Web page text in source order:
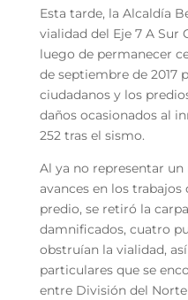
Esta tarde, la Alcaldía
vialidad del Eje 7 A Sur
luego de permanecer
de septiembre de 2017
ciudadanos y los
daños ocasionados al
252 tras el sismo.
Al ya no representar
avances en los
predio, se retiró la
damnificados, cuatro
obstruían la vialidad,
particulares que se
entre División del Norte